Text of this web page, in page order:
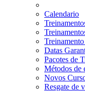
Calendario
Datas
Pacotes de
Métodos de
Novos
Resgate de